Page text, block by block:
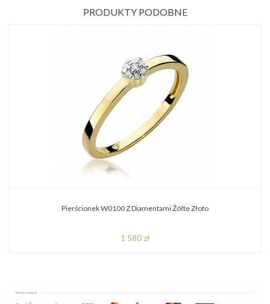
PRODUKTY PODOBNE
Pierścionek W0100 Z Diamentami Żółte Złoto
1 580 zł